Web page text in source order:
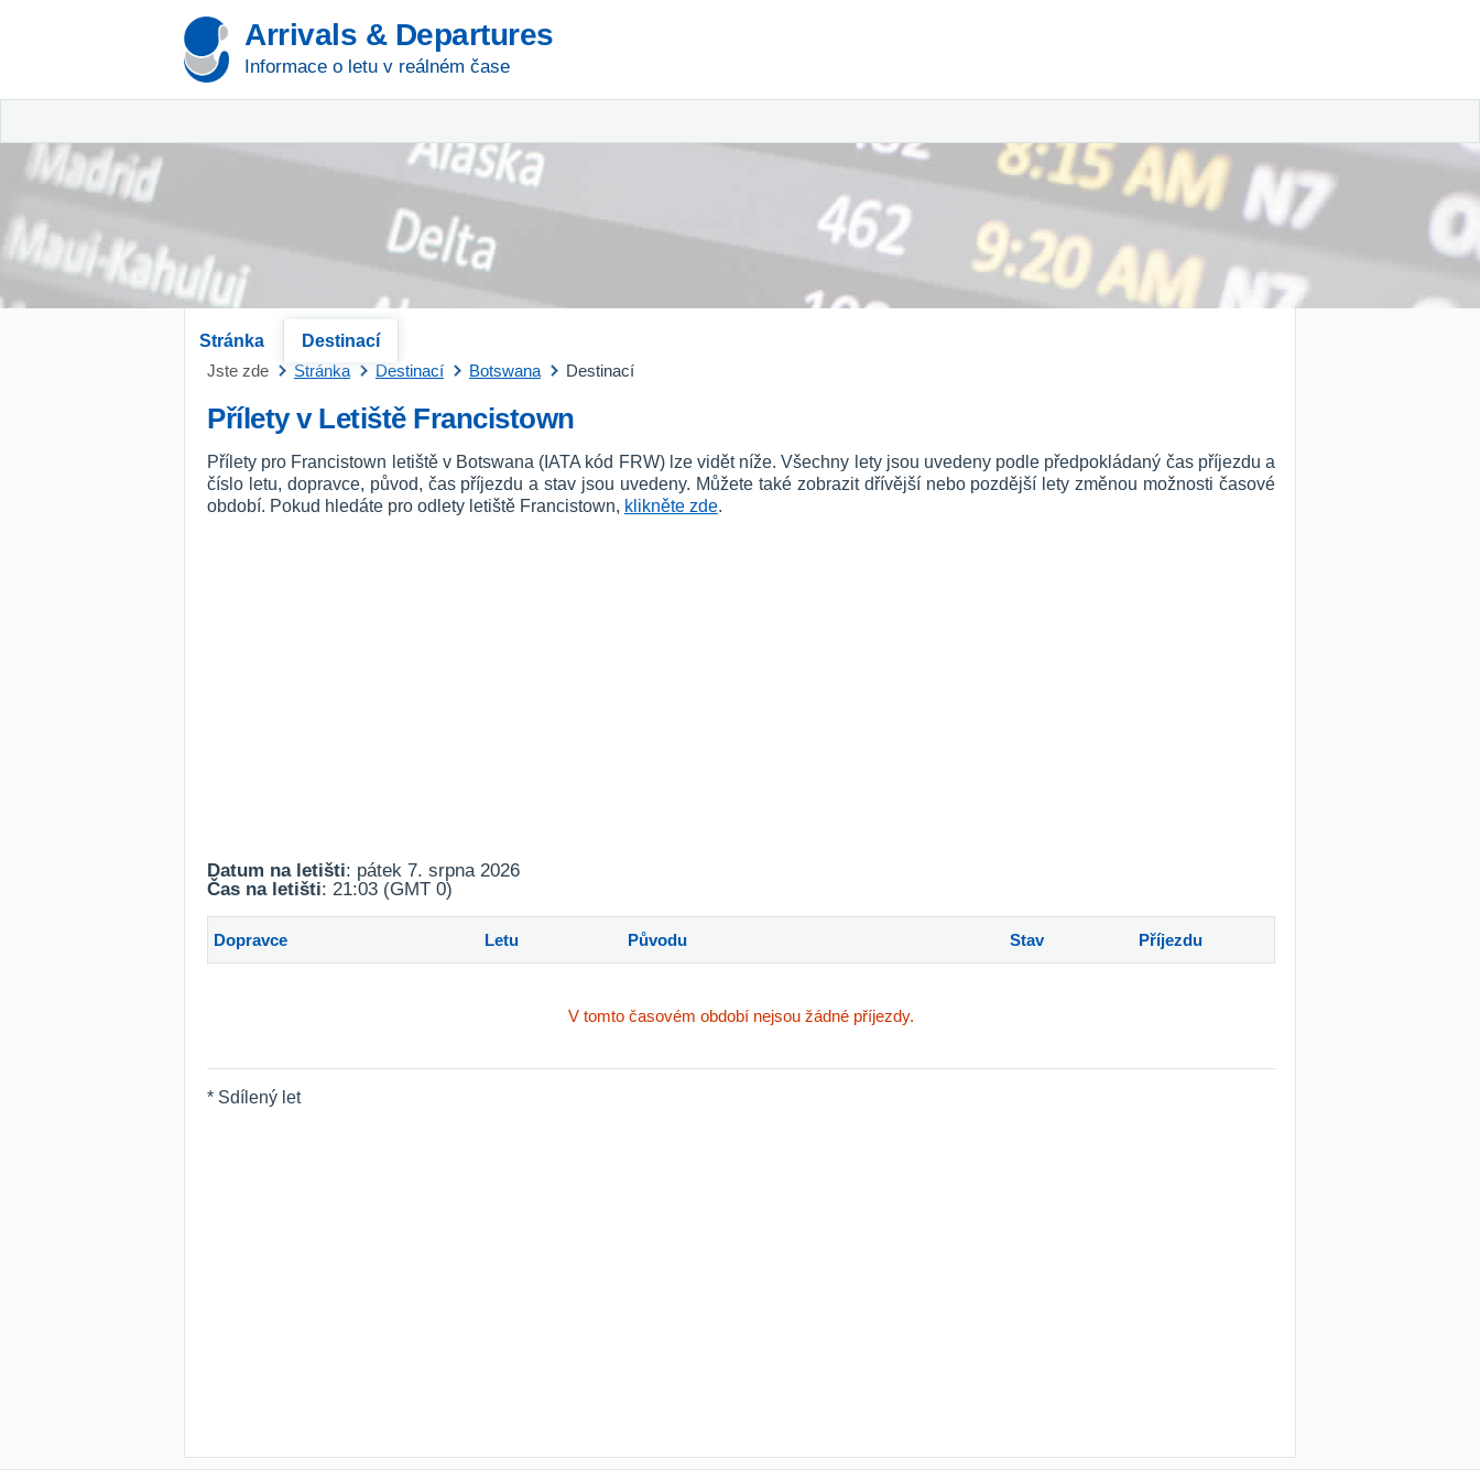
Arrivals & Departures
Informace o letu v reálném čase
Stránka
Destinací
Jste zde
Stránka Destinací Botswana Destinací
Přílety v Letiště Francistown
Přílety pro Francistown letiště v Botswana (IATA kód FRW) lze vidět níže. Všechny lety jsou uvedeny podle předpokládaný čas příjezdu a
číslo letu, dopravce, původ, čas příjezdu a stav jsou uvedeny. Můžete také zobrazit dřívější nebo pozdější lety změnou možnosti časové
období. Pokud hledáte pro odlety letiště Francistown, klikněte zde.
Datum na letišti: pátek 7. srpna 2026
Čas na letišti: 21:03 (GMT 0)
Dopravce Letu Původu Stav Příjezdu
V tomto časovém období nejsou žádné příjezdy.
* Sdílený let